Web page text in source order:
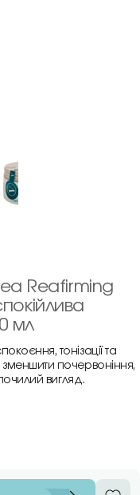
Reafirming
мл
тонізації та
почервоніння,
вигляд.